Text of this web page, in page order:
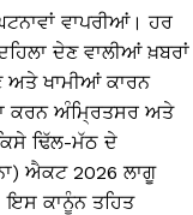
ਵਾਪਰੀਆਂ। ਹਰ
ਦੇਣ ਵਾਲੀਆਂ ਖ਼ਬਰਾਂ
ਖਾਮੀਆਂ ਕਾਰਨ
ਕਰਨ ਅੰਮ੍ਰਿਤਸਰ ਅਤੇ
ਢਿੱਲ-ਮੱਠ ਦੇ
ਐਕਟ 2026 ਲਾਗੂ
ਇਸ ਕਾਨੂੰਨ ਤਹਿਤ